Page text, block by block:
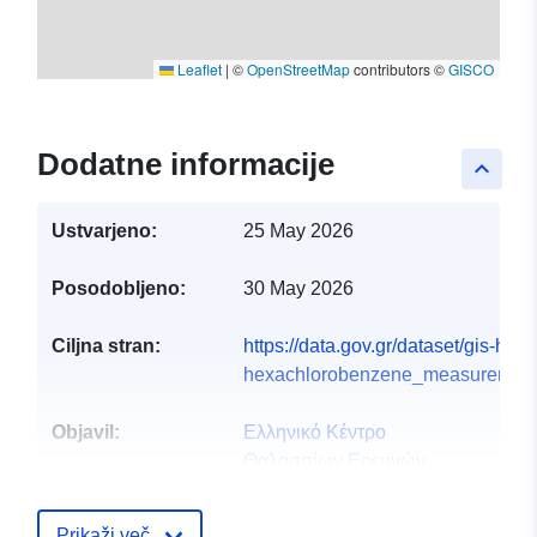
Leaflet | ©OpenStreetMapcontributors ©GISCO
keyboard_arrow_up
Dodatne informacije
Ustvarjeno: 25 May 2026
Posodobljeno: 30 May 2026
Ciljna stran:
https://data.gov.gr/dataset/gis-
Objavil:
Ελληνικό Κέντρο
Θαλασσίων Ερευνών